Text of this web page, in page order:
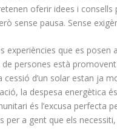
oferir idees i
sense pausa. Sense
experiències que es posen
persones està
cessió d’un solar estan ja
la despesa energètica
és l’excusa perfecta
per a gent que els